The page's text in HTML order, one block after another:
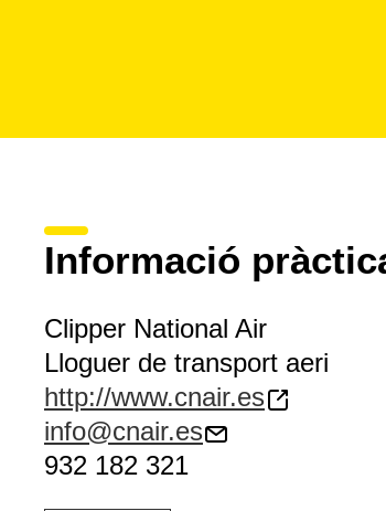
Informació
Clipper National Air
Lloguer de transport aeri
http://www.cnair.es
info@cnair.es
932 182 321